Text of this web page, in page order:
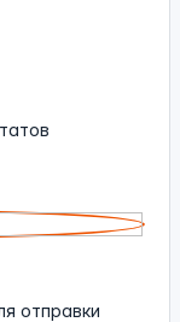
отправки